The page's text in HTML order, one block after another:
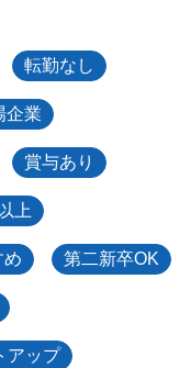
転勤なし
企業
賞与あり
上
め 第二新卒OK
アップ